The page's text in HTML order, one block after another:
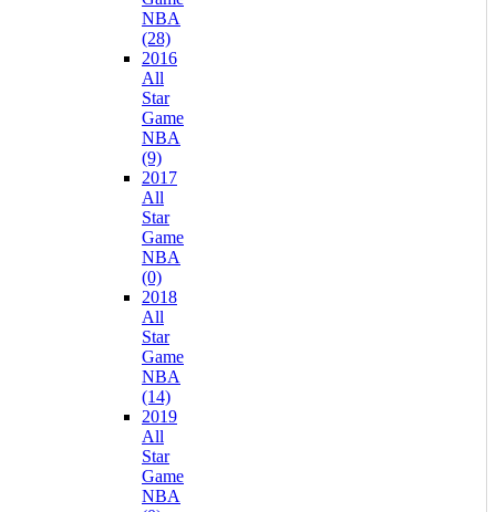
NBA
(28)
2016
All
Star
Game
NBA
(9)
2017
All
Star
Game
NBA
(0)
2018
All
Star
Game
NBA
(14)
2019
All
Star
Game
NBA